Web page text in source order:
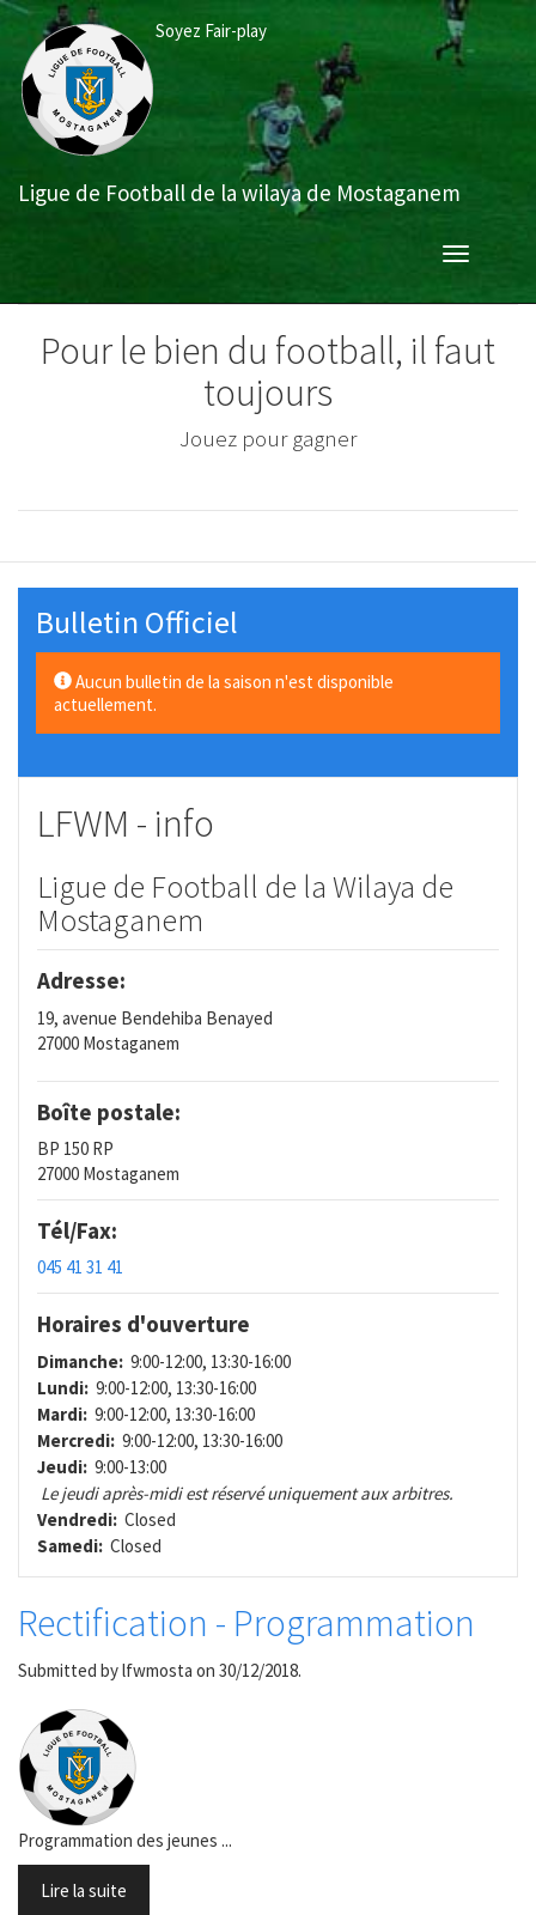
Aller
contenu
principal
Ligue de Football de la wilaya de Mostaganem
Soyez Fair-play
Toggle
Pour le bien du football, il faut
toujours
Jouer avec sportivité
Bulletin Officiel
Aucun bulletin de la saison n'est disponible
actuellement.
LFWM - info
Ligue de Football de la Wilaya de
Mostaganem
Adresse:
19, avenue Bendehiba Benayed
27000 Mostaganem
Boîte postale:
BP 150 RP
27000 Mostaganem
Tél/Fax:
045 41 31 41
Horaires d'ouverture
Dimanche: 9:00-12:00, 13:30-16:00
Lundi: 9:00-12:00, 13:30-16:00
Mardi: 9:00-12:00, 13:30-16:00
Mercredi: 9:00-12:00, 13:30-16:00
Jeudi: 9:00-13:00
Le jeudi après-midi est réservé uniquement aux arbitres.
Vendredi: Closed
Samedi: Closed
Rectification - Programmation
Submitted bylfwmosta on 30/12/2018.
Programmation des jeunes ...
Lire la suite